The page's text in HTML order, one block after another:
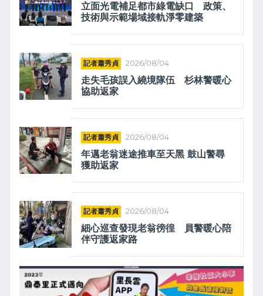
立面光電補足都市綠電缺口 政策、
技術與示範場域接軌淨零建築
記者蕭秀貞 2026/08/04
走失毛孩誤入繞境隊伍 杉林警暖心
協助返家
記者蕭秀貞 2026/08/04
年邁老翁迷途推車至天黑 鼓山警尋
獲助返家
記者蕭秀貞 2026/08/04
細心巡查發現老翁徬徨 員警暖心陪
伴守護返家路